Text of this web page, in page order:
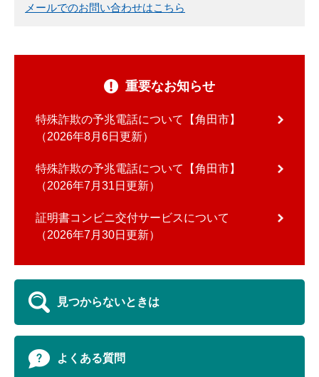
メールでのお問い合わせはこちら
重要なお知らせ
特殊詐欺の予兆電話について【角田市】
2026年8月6日更新
特殊詐欺の予兆電話について【角田市】
2026年7月31日更新
証明書コンビニ交付サービスについて
2026年7月30日更新
見つからないときは
よくある質問